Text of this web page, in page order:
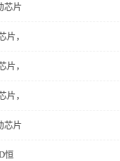
芯片
片，
片，
片，
芯片
恒